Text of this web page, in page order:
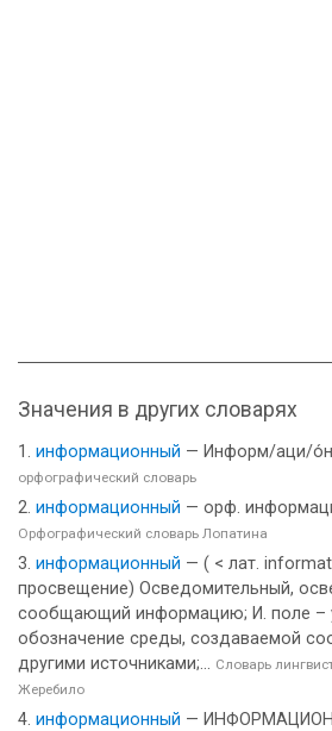
Значения в других словарях
информационный — Информ/аци/
орфографический словарь
информационный — орф.
Орфографический словарь Лопатина
информационный — ( < лат.
просвещение) Осведомительный,
сообщающий информацию; И. поле –
обозначение среды, создаваемой
другими источниками;... Словарь
Жеребило
информационный —